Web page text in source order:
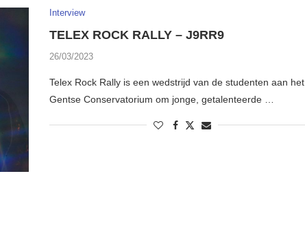
Interview
TELEX ROCK RALLY – J9RR9
26/03/2023
Telex Rock Rally is een wedstrijd van de studenten aan het
Gentse Conservatorium om jonge, getalenteerde …